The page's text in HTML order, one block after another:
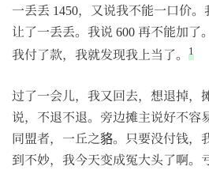
一丢丢 1450，又说我不能一口价
让了一丢丢。我说 600 再不能加了
我付了款，我就发现我上当了。
1
过了一会儿，我又回去，想退掉，
说，不退不退。旁边摊主说好不容
同盟者，一丘之貉。只要没付钱，
到不妙，我今天变成冤大头了啊。